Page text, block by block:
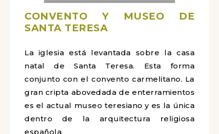
CONVENTO Y MUSEO DE
SANTA TERESA
La iglesia está levantada sobre la casa
natal de Santa Teresa. Esta forma
conjunto con el convento carmelitano. La
gran cripta abovedada de enterramientos
es el actual museo teresiano y es la única
dentro de la arquitectura religiosa
española.